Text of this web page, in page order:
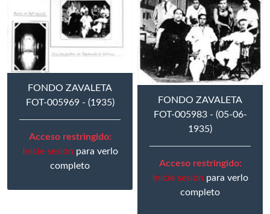
FONDO ZAVALETA
FOT-005969 - (1935)
Acceso restringido:
Inicie sesión para verlo
completo
FONDO ZAVALETA
FOT-005983 - (05-06-
1935)
Acceso restringido:
Inicie sesión para verlo
completo